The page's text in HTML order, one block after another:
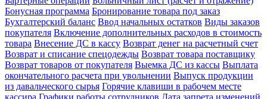
Бонусная программа Бронирование товара под заказ
Бухгалтерский баланс Ввод начальных остатков Виды заказов
покупателя Включение дополнительных расходов в стоимость
товара Внесение ДС в кассу Возврат денег на расчетный счет
Возврат и списание спецодежды Возврат товара поставщику
Возврат товаров от покупателя Выемка ДС из кассы Выплата
окончательного расчета при увольнении Выпуск продукции
из давальческого сырья Горячие клавиши в рабочем месте
кассира Графики работы сотрудников Дата запрета изменений